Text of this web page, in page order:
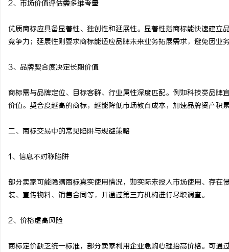
2、市场价值评估需多维考量
优质商标应具备显著性、独创性和延展性。显著性指商标能快速建
竞争力；延展性则要求商标能适应品牌未来业务拓展需求，避免因业
3、品牌契合度决定长期价值
商标需与品牌定位、目标客群、行业属性深度匹配。例如科技类品
价值。契合度越高的商标，越能降低市场教育成本，加速品牌资产积
二、商标交易中的常见陷阱与规避策略
1、信息不对称陷阱
部分卖家可能隐瞒商标真实使用情况，如实际未投入市场使用、存
装、宣传物料、销售合同等，并通过第三方机构进行尽职调查。
2、价格虚高风险
商标定价缺乏统一标准，部分卖家利用企业急购心理抬高价格。可